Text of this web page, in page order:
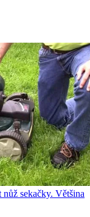
sekačky. Většina